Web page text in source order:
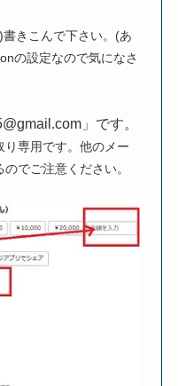
)書きこんで下さい。(あ
の設定なので気になさ
」です。
専用です。他のメー
でご注意ください。